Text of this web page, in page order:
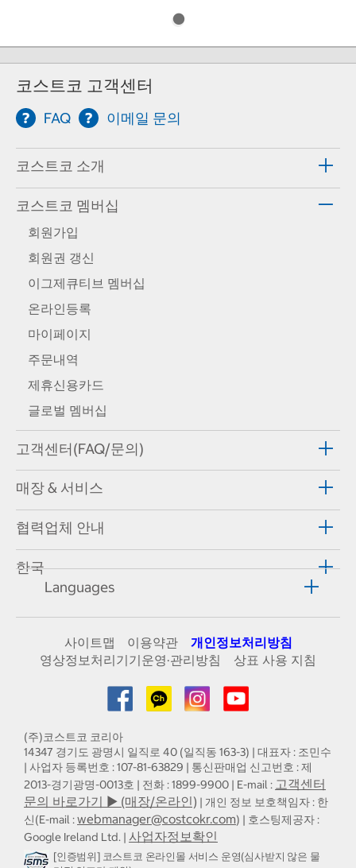
코스트코 고객센터
FAQ 이메일 문의
코스트코 소개
코스트코 멤버십
회원가입
회원권 갱신
이그제큐티브 멤버십
온라인등록
마이페이지
주문내역
제휴신용카드
글로벌 멤버십
고객센터(FAQ/문의)
매장 & 서비스
협력업체 안내
한국
Languages
사이트맵 이용약관
개인정보처리방침
영상정보처리기기운영·관리방침
상표 사용 지침
(주)코스트코 코리아
14347 경기도 광명시 일직로 40 (일직동 163-3) | 대표자 : 조민수
| 사업자 등록번호 : 107-81-63829 | 통신판매업 신고번호 : 제
2013-경기광명-0013호 | 전화 : 1899-9900 | E-mail : 고객센터
문의 바로가기 ▶ (매장/온라인) | 개인 정보 보호책임자 : 한
신(E-mail :webmanager@costcokr.com) | 호스팅제공자 :
Google Ireland Ltd. | 사업자정보확인
[인증범위] 코스트코 온라인몰 서비스 운영(심사받지 않은 물